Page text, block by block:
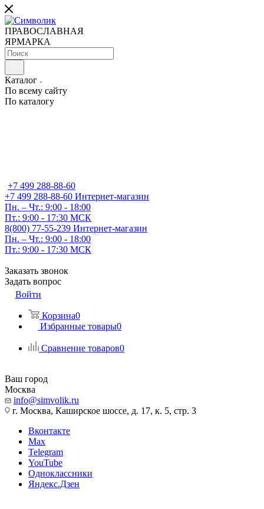
ПРАВОСЛАВНАЯ
ЯРМАРКА
Каталог
По всему сайту
По каталогу
+7 499 288-88-60
+7 499 288-88-60 Интернет-магазин
Пн. – Чт.: 9:00 - 18:00
Пт.: 9:00 - 17:30 МСК
8(800) 77-55-239 Интернет-магазин
Пн. – Чт.: 9:00 - 18:00
Пт.: 9:00 - 17:30 МСК
Заказать звонок
Задать вопрос
Войти
Корзина0
Избранные товары0
Сравнение товаров0
Ваш город
Москва
info@simvolik.ru
г. Москва, Каширское шоссе, д. 17, к. 5, стр. 3
Вконтакте
Max
Telegram
YouTube
Одноклассники
Яндекс.Дзен